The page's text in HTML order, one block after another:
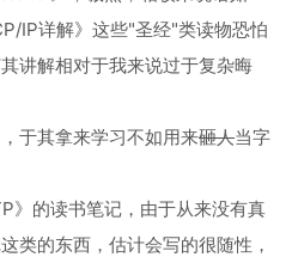
IP详解》这些"圣经"类读物恐怕
讲解相对于我来说过于复杂晦
于其拿来学习不如用来砸人当字
》的读书笔记，由于从来没有真
类的东西，估计会写的很随性，